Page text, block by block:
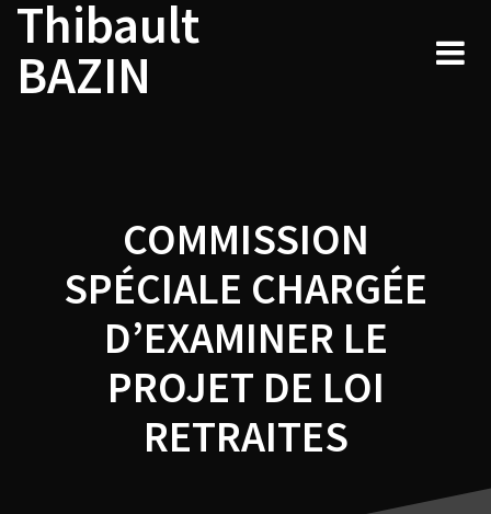
Skip
content
Thibault
BAZIN
COMMISSION
SPÉCIALE CHARGÉE
D’EXAMINER LE
PROJET DE LOI
RETRAITES
Navigation
de